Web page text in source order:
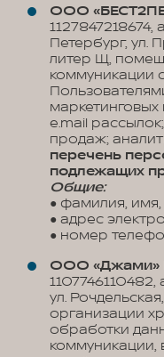
ООО
1127847218674,
Петербург, ул.
литер Щ,
коммуникации
e.mail
продаж;
перечень
подлежащих
Общие:
● фамилия, имя,
● адрес
● номер
ООО «Джами»
ул.
организации
обработки
коммуникации,